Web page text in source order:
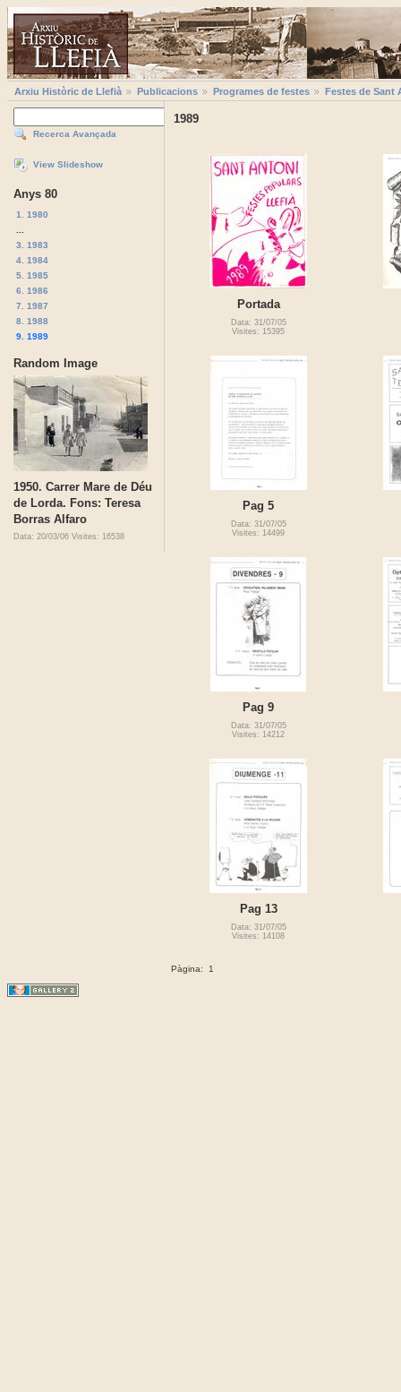
Arxiu Històric de Llefià Publicacions Programes de festes Festes de Sant
Recerca Avançada
View Slideshow
Anys 80
1. 1980
3. 1983
4. 1984
5. 1985
6. 1986
7. 1987
8. 1988
9. 1989
Random Image
1950. Carrer Mare de Déu
de Lorda. Fons: Teresa
Borras Alfaro
Data: 20/03/06 Visites: 16538
1989
Portada
Data: 31/07/05
Visites: 15395
Pag 5
Data: 31/07/05
Visites: 14499
Pag 9
Data: 31/07/05
Visites: 14212
Pag 13
Data: 31/07/05
Visites: 14108
Pàgina: 1